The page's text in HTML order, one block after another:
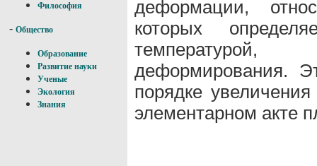
Философия
- Общество
Образование
Развитие науки
Ученые
Экология
Знания
деформации,
которых
деформирования.
порядке
элементарном акте